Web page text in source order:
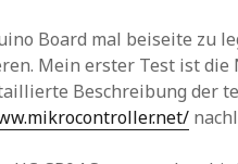
Board mal beiseite zu
Mein erster Test ist
Beschreibung der